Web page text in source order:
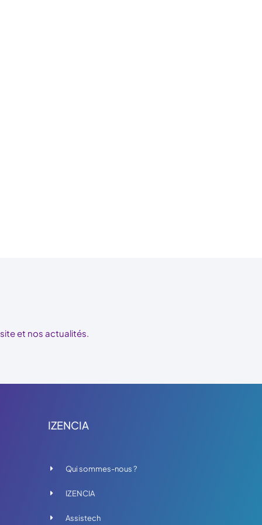
et nos actualités.
IZENCIA
Qui sommes-nous ?
IZENCIA
Assistech